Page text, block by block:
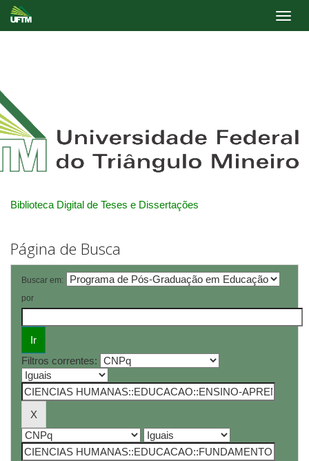
Biblioteca Digital de Teses e Dissertações
Página de Busca
Buscar em:
por
Filtros correntes: